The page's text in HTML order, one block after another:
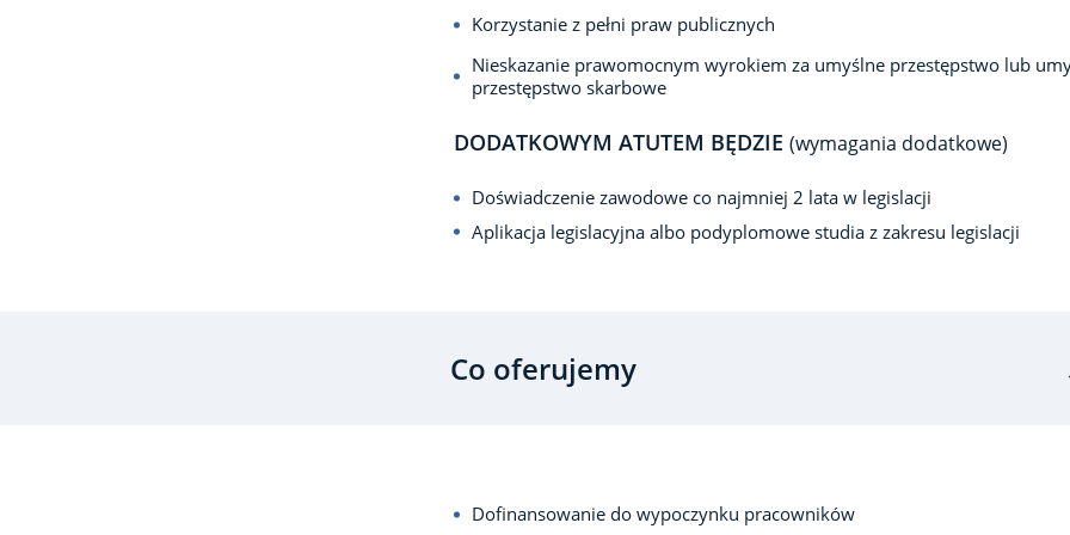
Korzystanie z pełni praw publicznych
Nieskazanie prawomocnym wyrokiem za umyślne przestępstwo lub
przestępstwo skarbowe
DODATKOWYM ATUTEM BĘDZIE (wymagania dodatkowe)
Doświadczenie zawodowe co najmniej 2 lata w legislacji
Aplikacja legislacyjna albo podyplomowe studia z zakresu legislacji
Co oferujemy
Dofinansowanie do wypoczynku pracowników